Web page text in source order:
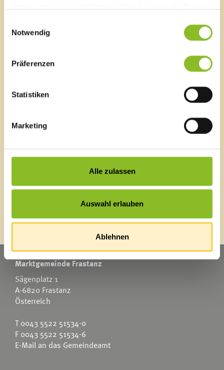
Notwendig
Präferenzen
Statistiken
Marketing
Alle zulassen
Auswahl erlauben
Ablehnen
T0043 5522 51534-0
E-Mail an das Gemeindeamt
Schnellzugriff
Blackout
Veranstaltungskalender
News Archiv
Energieeffiziente Gemeinde
Marktgemeinde Frastanz
Sägenplatz 1
A-6820 Frastanz
Österreich
T0043 5522 51534-0
F 0043 5522 51534-6
E-Mail an das Gemeindeamt